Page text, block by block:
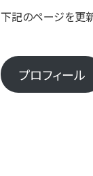
下記のページを更
プロフィール